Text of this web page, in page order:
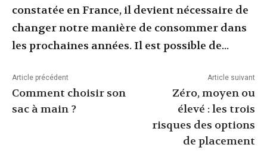
constatée en France, il devient nécessaire de
changer notre manière de consommer dans
les prochaines années. Il est possible de...
Article précédent
Comment choisir son
sac à main ?
Article suivant
Zéro, moyen ou
élevé : les trois
risques des options
de placement